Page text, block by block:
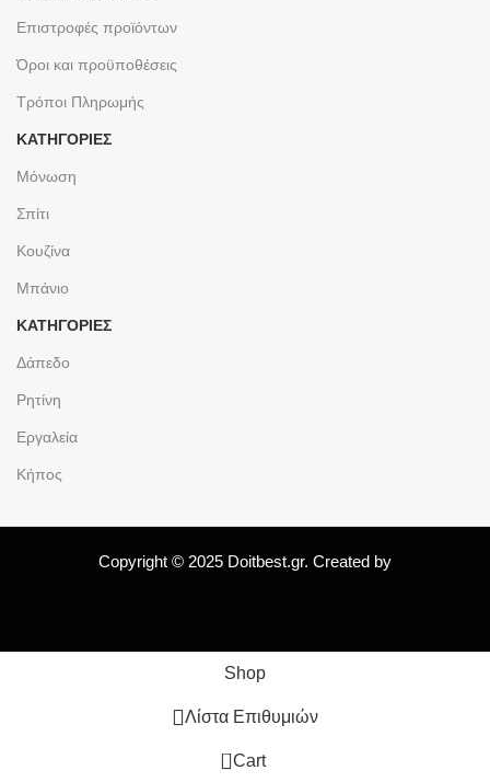
Επιστροφές προϊόντων
Όροι και προϋποθέσεις
Τρόποι Πληρωμής
ΚΑΤΗΓΟΡΙΕΣ
Μόνωση
Σπίτι
Κουζίνα
Μπάνιο
ΚΑΤΗΓΟΡΙΕΣ
Δάπεδο
Ρητίνη
Εργαλεία
Κήπος
Copyright © 2025 Doitbest.gr. Created by
Shop
Λίστα Επιθυμιών
0 Cart